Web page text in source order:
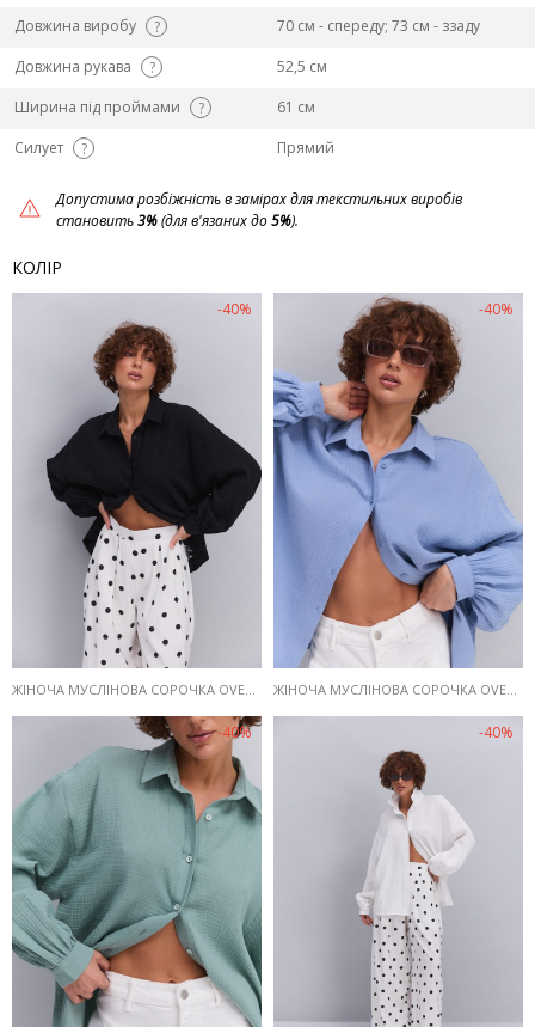
Довжина виробу
?
70 см - спереду; 73 см - ззаду
Довжина рукава
?
52,5 см
Ширина під проймами
?
61 см
Силует
? Прямий
Допустима розбіжність в замірах для текстильних виробів
становить3%(для в'язаних до5%).
КОЛІР
-40%
ЖІНОЧА МУСЛІНОВА СОРОЧКА OVERSIZE ЧОРНА
-40%
ЖІНОЧА МУСЛІНОВА СОРОЧКА OVERSIZE БЛАКИТНА
-40% -40%